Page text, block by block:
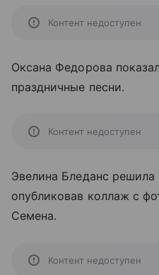
Контент недоступен
Оксана Федорова
праздничные песни.
Контент недоступен
Эвелина Бледанс решила
опубликовав коллаж с
Семена.
Контент недоступен